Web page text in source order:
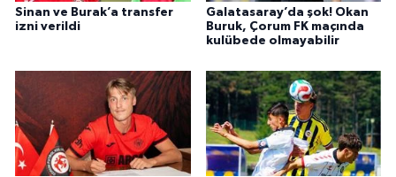
Sinan ve Burak’a transfer
izni verildi
Galatasaray’da şok! Okan
Buruk, Çorum FK maçında
kulübede olmayabilir